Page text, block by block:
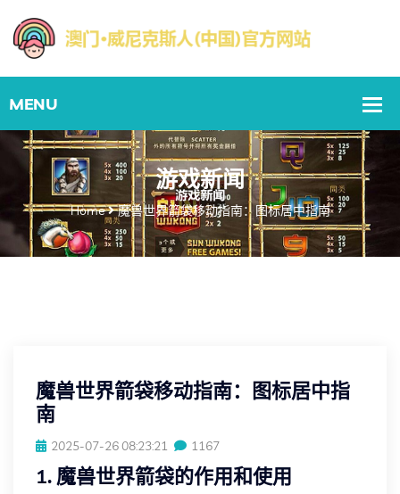
游戏新闻
Home 魔兽世界箭袋移动指南：图标居中指南
魔兽世界箭袋移动指南：图标居中指
南
2025-07-26 08:23:21 1167
1. 魔兽世界箭袋的作用和使用